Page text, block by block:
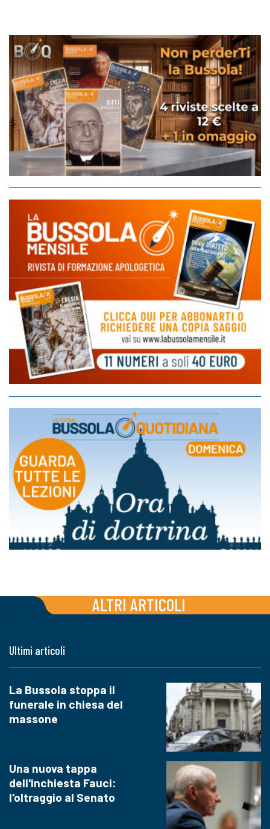
ALTRI ARTICOLI
Ultimi articoli
La Bussola stoppa il
funerale in chiesa del
massone
Una nuova tappa
dell'inchiesta Fauci:
l'oltraggio al Senato